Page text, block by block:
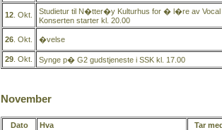
12 . Okt.
Studietur til N�tter�y Kulturhus for � l�re av Vocal
Konserten starter kl. 20.00
26 . Okt. �velse
29 . Okt. Synge p� G2 gudstjeneste i SSK kl. 17.00
November
Dato Hva
Tar